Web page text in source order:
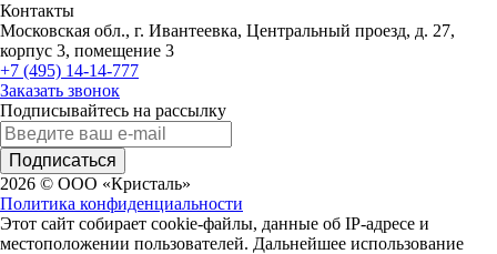
Контакты
Московская обл., г. Ивантеевка, Центральный проезд, д. 27,
корпус 3, помещение 3
+7 (495) 14-14-777
Заказать звонок
Подписывайтесь на рассылку
Подписаться
2026 © ООО «Кристаль»
Политика конфиденциальности
Этот сайт собирает cookie-файлы, данные об IP-адресе и
местоположении пользователей. Дальнейшее использование